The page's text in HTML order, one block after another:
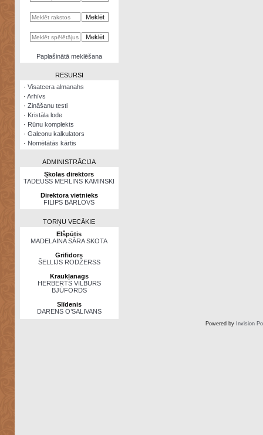
kalkulators
NomētātāsPaplašinātā meklēšana
RESURSI
· Visatcera almanahs
· Arhīvs
· Zināšanu testi
· Kristāla lode
· Rūnu komplekts
· Galeonu kalkulators
· Nomētātās kārtis
ADMINISTRĀCIJA
Skolas direktors
TADEUŠS MERLINS KAMINSKI
Direktora vietnieks
FILIPS BĀRLOVS
TORŅU VECĀKIE
Elšpūtis
MADELAINA SĀRA SKOTA
Grifidors
ŠELLIJS RODŽERSS
Kraukļanags
HERBERTS VILBURS
BJŪFORDS
Slīdenis
DARENS O’SALIVANS
Powered by Invision